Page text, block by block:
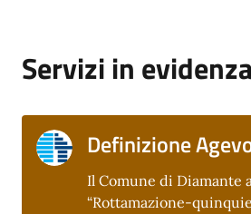
Servizi in
Definizione
Il Comune di Diamante
“Rottamazione-